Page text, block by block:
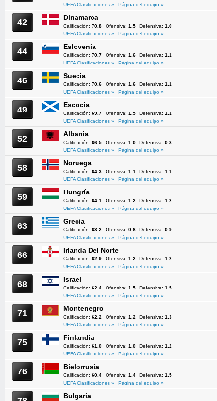
UEFA Clasificaciones »
Página del equipo »
42 Dinamarca
Calificación: 70.8 Ofensiva: 1.5 Defensiva: 1.0
UEFA Clasificaciones »
Página del equipo »
44 Eslovenia
Calificación: 70.7 Ofensiva: 1.6 Defensiva: 1.1
UEFA Clasificaciones »
Página del equipo »
46 Suecia
Calificación: 70.6 Ofensiva: 1.6 Defensiva: 1.1
UEFA Clasificaciones »
Página del equipo »
49 Escocia
Calificación: 69.7 Ofensiva: 1.5 Defensiva: 1.1
UEFA Clasificaciones »
Página del equipo »
52 Albania
Calificación: 66.5 Ofensiva: 1.0 Defensiva: 0.8
UEFA Clasificaciones »
Página del equipo »
58 Noruega
Calificación: 64.3 Ofensiva: 1.1 Defensiva: 1.1
UEFA Clasificaciones »
Página del equipo »
59 Hungría
Calificación: 64.1 Ofensiva: 1.2 Defensiva: 1.2
UEFA Clasificaciones »
Página del equipo »
63 Grecia
Calificación: 63.2 Ofensiva: 0.8 Defensiva: 0.9
UEFA Clasificaciones »
Página del equipo »
66 Irlanda Del Norte
Calificación: 62.9 Ofensiva: 1.2 Defensiva: 1.2
UEFA Clasificaciones »
Página del equipo »
68 Israel
Calificación: 62.4 Ofensiva: 1.5 Defensiva: 1.5
UEFA Clasificaciones »
Página del equipo »
71 Montenegro
Calificación: 62.2 Ofensiva: 1.2 Defensiva: 1.3
UEFA Clasificaciones »
Página del equipo »
75 Finlandia
Calificación: 61.0 Ofensiva: 1.0 Defensiva: 1.2
UEFA Clasificaciones »
Página del equipo »
76 Bielorrusia
Calificación: 60.4 Ofensiva: 1.4 Defensiva: 1.5
UEFA Clasificaciones »
Página del equipo »
Bulgaria